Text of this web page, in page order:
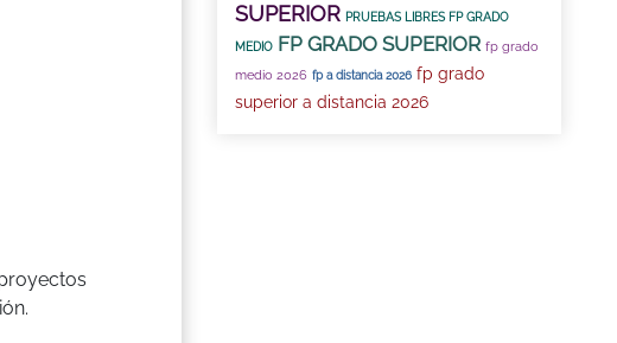
SUPERIOR PRUEBAS LIBRES FP GRADO
MEDIO FP GRADO SUPERIOR fp grado
medio 2026 fp a distancia 2026 fp grado
superior a distancia 2026